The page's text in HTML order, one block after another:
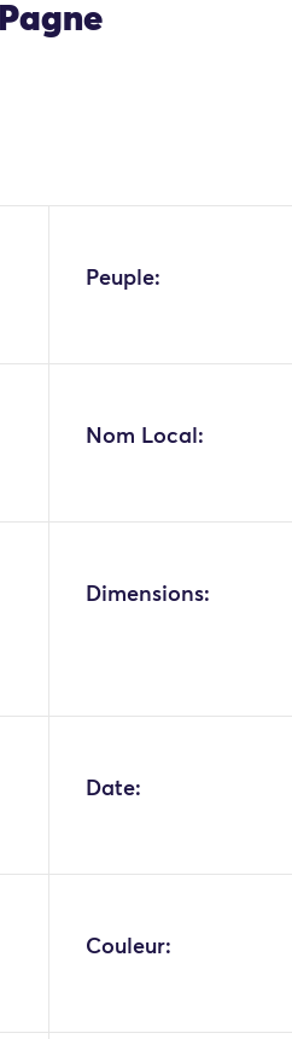
Pagne
Peuple:
Nom Local:
Dimensions:
Date:
Couleur: